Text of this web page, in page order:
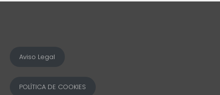
Aviso Legal
POLÍTICA DE COOKIES